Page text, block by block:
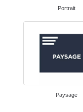
Portrait
Paysage